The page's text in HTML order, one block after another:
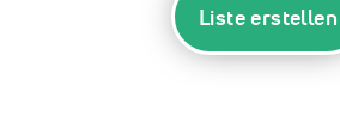
Liste erstellen